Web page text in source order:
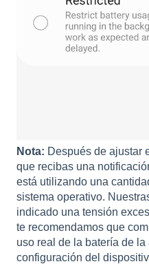
Nota: Después de ajustar
que recibas una
está utilizando una
sistema operativo.
indicado una tensión
te recomendamos que
uso real de la batería de
configuración del